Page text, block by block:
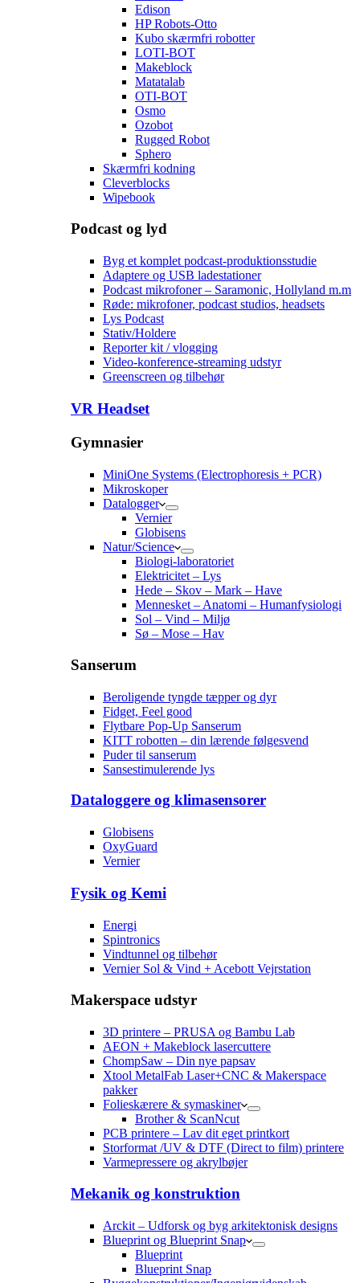
Edison
HP Robots-Otto
Kubo skærmfri robotter
LOTI-BOT
Makeblock
Matatalab
OTI-BOT
Osmo
Ozobot
Rugged Robot
Sphero
Skærmfri kodning
Cleverblocks
Wipebook
Podcast og lyd
Byg et komplet podcast-produktionsstudie
Adaptere og USB ladestationer
Podcast mikrofoner – Saramonic, Hollyland m.m
Røde: mikrofoner, podcast studios, headsets
Lys Podcast
Stativ/Holdere
Reporter kit / vlogging
Video-konference-streaming udstyr
Greenscreen og tilbehør
VR Headset
Gymnasier
MiniOne Systems (Electrophoresis + PCR)
Mikroskoper
Datalogger
Vernier
Globisens
Natur/Science
Biologi-laboratoriet
Elektricitet – Lys
Hede – Skov – Mark – Have
Mennesket – Anatomi – Humanfysiologi
Sol – Vind – Miljø
Sø – Mose – Hav
Sanserum
Beroligende tyngde tæpper og dyr
Fidget, Feel good
Flytbare Pop-Up Sanserum
KITT robotten – din lærende følgesvend
Puder til sanserum
Sansestimulerende lys
Dataloggere og klimasensorer
Globisens
OxyGuard
Vernier
Fysik og Kemi
Energi
Spintronics
Vindtunnel og tilbehør
Vernier Sol & Vind + Acebott Vejrstation
Makerspace udstyr
3D printere – PRUSA og Bambu Lab
AEON + Makeblock lasercuttere
ChompSaw – Din nye papsav
Xtool MetalFab Laser+CNC & Makerspace
pakker
Folieskærere & symaskiner
Brother & ScanNcut
PCB printere – Lav dit eget printkort
Storformat /UV & DTF (Direct to film) printere
Varmepressere og akrylbøjer
Mekanik og konstruktion
Arckit – Udforsk og byg arkitektonisk designs
Blueprint og Blueprint Snap
Blueprint
Blueprint Snap